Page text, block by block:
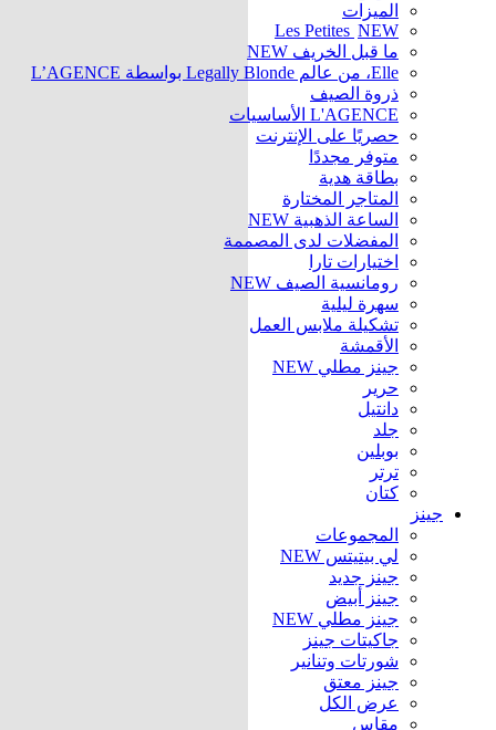
الميزات
Les Petites NEW
ما قبل الخريف NEW
Elle، من عالم Legally Blonde بواسطة L’AGENCE
ذروة الصيف
L'AGENCE الأساسيات
حصريًا على الإنترنت
متوفر مجددًا
بطاقة هدية
المتاجر المختارة
الساعة الذهبية NEW
المفضلات لدى المصممة
اختيارات تارا
رومانسية الصيف NEW
سهرة ليلية
تشكيلة ملابس العمل
الأقمشة
جينز مطلي NEW
حرير
دانتيل
جلد
بوبلين
ترتر
كتان
جينز
المجموعات
لي بيتيتس NEW
جينز جديد
جينز أبيض
جينز مطلي NEW
جاكيتات جينز
شورتات وتنانير
جينز معتق
عرض الكل
مقاس